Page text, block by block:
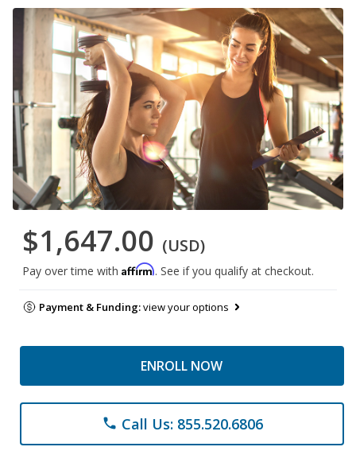
$1,647.00 (USD)
Pay over time with Affirm. See if you qualify at checkout.
Payment & Funding:view your options
ENROLL NOW
phone Call Us: 855.520.6806